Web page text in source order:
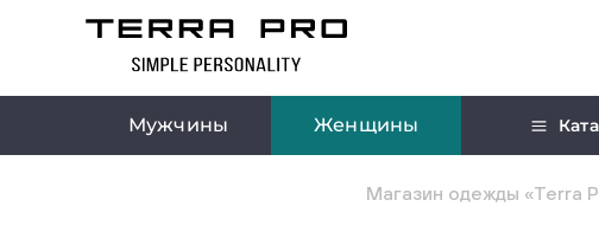
Мужчины Женщины
Магазин одежды «Terra